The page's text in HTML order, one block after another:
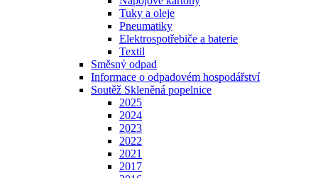
Tuky a oleje
Pneumatiky
Elektrospotřebiče a baterie
Textil
Směsný odpad
Informace o odpadovém hospodářství
Soutěž Skleněná popelnice
2025
2024
2023
2022
2021
2017